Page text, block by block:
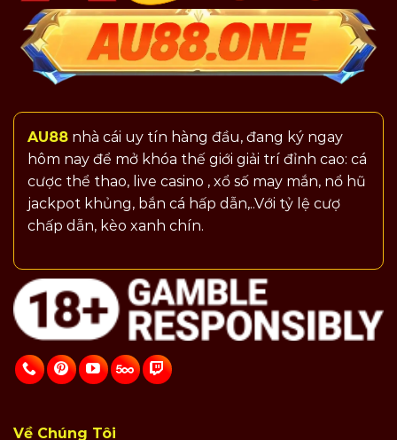
AU88 nhà cái uy tín hàng đầu, đang ký ngay
hôm nay để mở khóa thế giới giải trí đỉnh cao: cá
cược thể thao, live casino , xổ số may mắn, nổ hũ
jackpot khủng, bắn cá hấp dẫn,..Với tỷ lệ cượ
chấp dẫn, kèo xanh chín.
Về Chúng Tôi